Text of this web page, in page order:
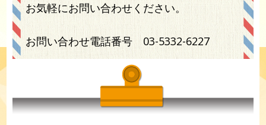
お気軽にお問い合わせください。
お問い合わせ電話番号 03-5332-6227